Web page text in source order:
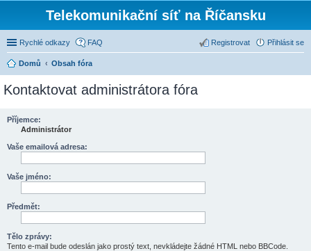
Telekomunikační síť na Říčansku
Rychlé odkazy FAQ Přihlásit se
Registrovat
Domů Obsah fóra
Kontaktovat administrátora fóra
Příjemce:
Administrátor
Vaše emailová adresa:
Vaše jméno:
Předmět:
Tělo zprávy:
Tento e-mail bude odeslán jako prostý text, nevkládejte žádné HTML nebo BBCode.